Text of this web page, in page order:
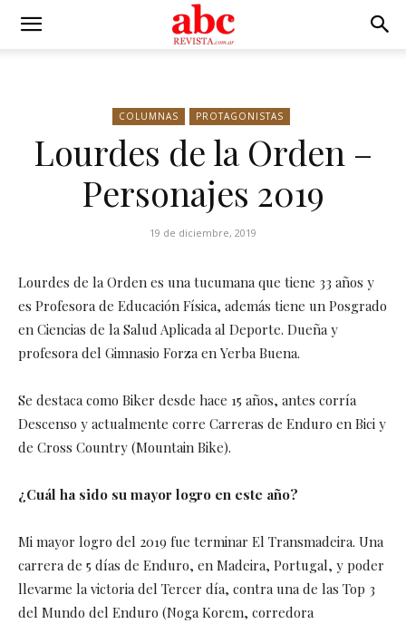
COLUMNAS PROTAGONISTAS
Lourdes de la Orden –
Personajes 2019
19 de diciembre, 2019
Lourdes de la Orden es una tucumana que tiene 33 años y
es Profesora de Educación Física, además tiene un Posgrado
en Ciencias de la Salud Aplicada al Deporte. Dueña y
profesora del Gimnasio Forza en Yerba Buena.
Se destaca como Biker desde hace 15 años, antes corría
Descenso y actualmente corre Carreras de Enduro en Bici y
de Cross Country (Mountain Bike).
¿Cuál ha sido su mayor logro en este año?
Mi mayor logro del 2019 fue terminar El Transmadeira. Una
carrera de 5 días de Enduro, en Madeira, Portugal, y poder
llevarme la victoria del Tercer día, contra una de las Top 3
del Mundo del Enduro (Noga Korem, corredora